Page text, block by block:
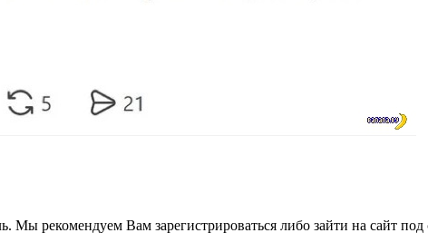
Мы рекомендуем Вам зарегистрироваться либо зайти на сайт